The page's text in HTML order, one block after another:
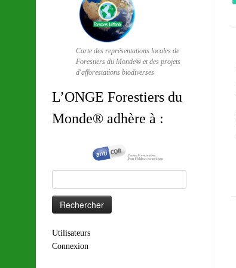
Carte des représentations locales de
Forestiers du Monde® et des projets
d'afforestations biodiverses
L’ONGE Forestiers du
Monde® adhère à :
Utilisateurs
Connexion